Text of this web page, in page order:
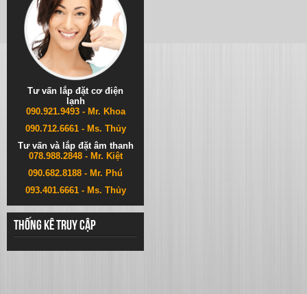
Tư vấn lắp đặt cơ điện
lạnh
090.921.9493 - Mr. Khoa
090.712.6661 - Ms. Thủy
Tư vấn và lắp đặt âm thanh
078.988.2848 - Mr. Kiệt
090.682.8188 - Mr. Phú
093.401.6661 - Ms. Thủy
Thống kê truy cập